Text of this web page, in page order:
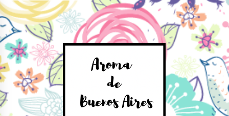
コ
ン
テ
ン
ツ
へ
ス
キ